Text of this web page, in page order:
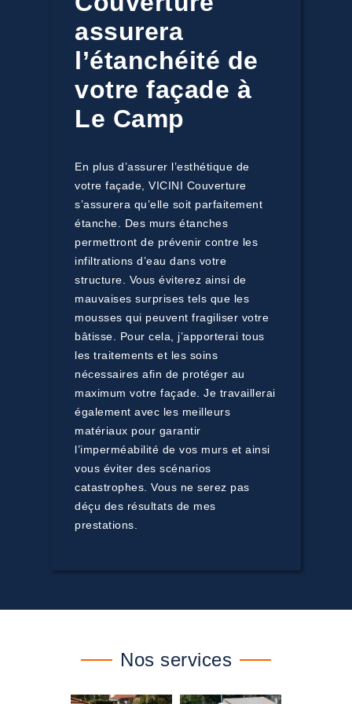
assurera
l’étanchéité de
votre façade à
Le Camp
En plus d’assurer l’esthétique de
votre façade, VICINI Couverture
s’assurera qu’elle soit parfaitement
étanche. Des murs étanches
permettront de prévenir contre les
infiltrations d’eau dans votre
structure. Vous éviterez ainsi de
mauvaises surprises tels que les
mousses qui peuvent fragiliser votre
bâtisse. Pour cela, j’apporterai tous
les traitements et les soins
nécessaires afin de protéger au
maximum votre façade. Je travaillerai
également avec les meilleurs
matériaux pour garantir
l’imperméabilité de vos murs et ainsi
vous éviter des scénarios
catastrophes. Vous ne serez pas
déçu des résultats de mes
prestations.
Nos services